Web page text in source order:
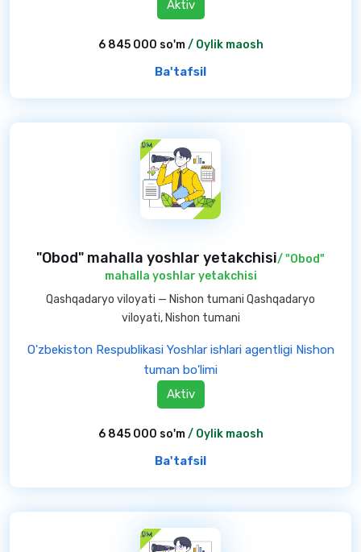
Aktiv
6 845 000 so'm/ Oylik maosh
Ba'tafsil
"Obod" mahalla yoshlar yetakchisi/ "Obod"
mahalla yoshlar yetakchisi
Qashqadaryo viloyati — Nishon tumani Qashqadaryo
viloyati, Nishon tumani
O'zbekiston Respublikasi Yoshlar ishlari agentligi Nishon
tuman bo'limi
Aktiv
6 845 000 so'm/ Oylik maosh
Ba'tafsil